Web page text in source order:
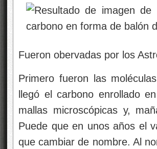
Fueron obervadas por los
Primero fueron las
llegó el carbono enrollado
mallas microscópicas y,
Puede que en unos años el
que cambiar de nombre. Al